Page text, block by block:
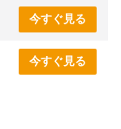
今すぐ見る
今すぐ見る